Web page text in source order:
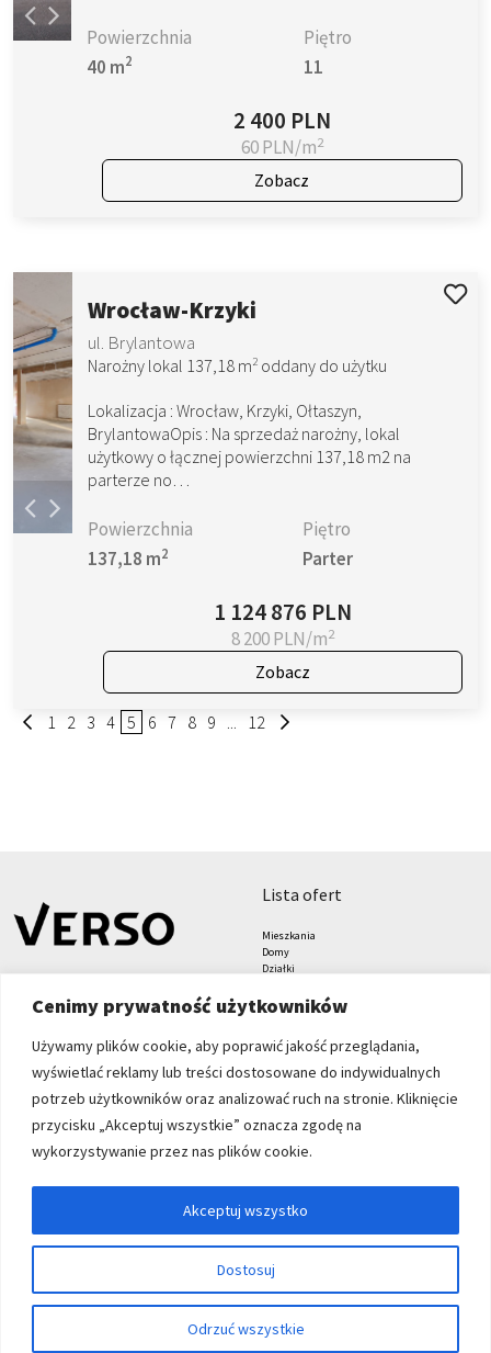
Cenimy prywatność użytkowników
Używamy plików cookie, aby poprawić jakość przeglądania,
wyświetlać reklamy lub treści dostosowane do indywidualnych
potrzeb użytkowników oraz analizować ruch na stronie. Kliknięcie
przycisku „Akceptuj wszystkie” oznacza zgodę na
wykorzystywanie przez nas plików cookie.
Dostosuj
Odrzuć wszystkie
Akceptuj wszystko
Powierzchnia
40 m2
Piętro
11
2 400 PLN
60 PLN/m2
Zobacz
Wrocław-Krzyki
ul. Brylantowa
Narożny lokal 137,18 m2 oddany do użytku
Lokalizacja : Wrocław, Krzyki, Ołtaszyn,
BrylantowaOpis : Na sprzedaż narożny, lokal
użytkowy o łącznej powierzchni 137,18 m2 na
parterze no…
Powierzchnia
137,18 m2
Piętro
Parter
1 124 876 PLN
8 200 PLN/m2
Zobacz
1 2 3 4 5 6 7 8 9 ... 12
lista ofert
Mieszkania
Domy
Działki
Biura
znajdziesz nas tu formularze
Zgłoś nieruchomość
Blog
Verso Nieruchomości sp. z
+48 71 71 27 000
© 2026 Wszystkie prawa zastrzeżone | Program dla biur nieruchomości -